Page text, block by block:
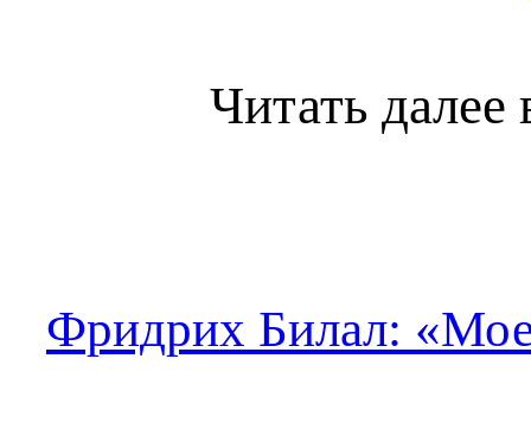
Читать далее
Фридрих Билал: